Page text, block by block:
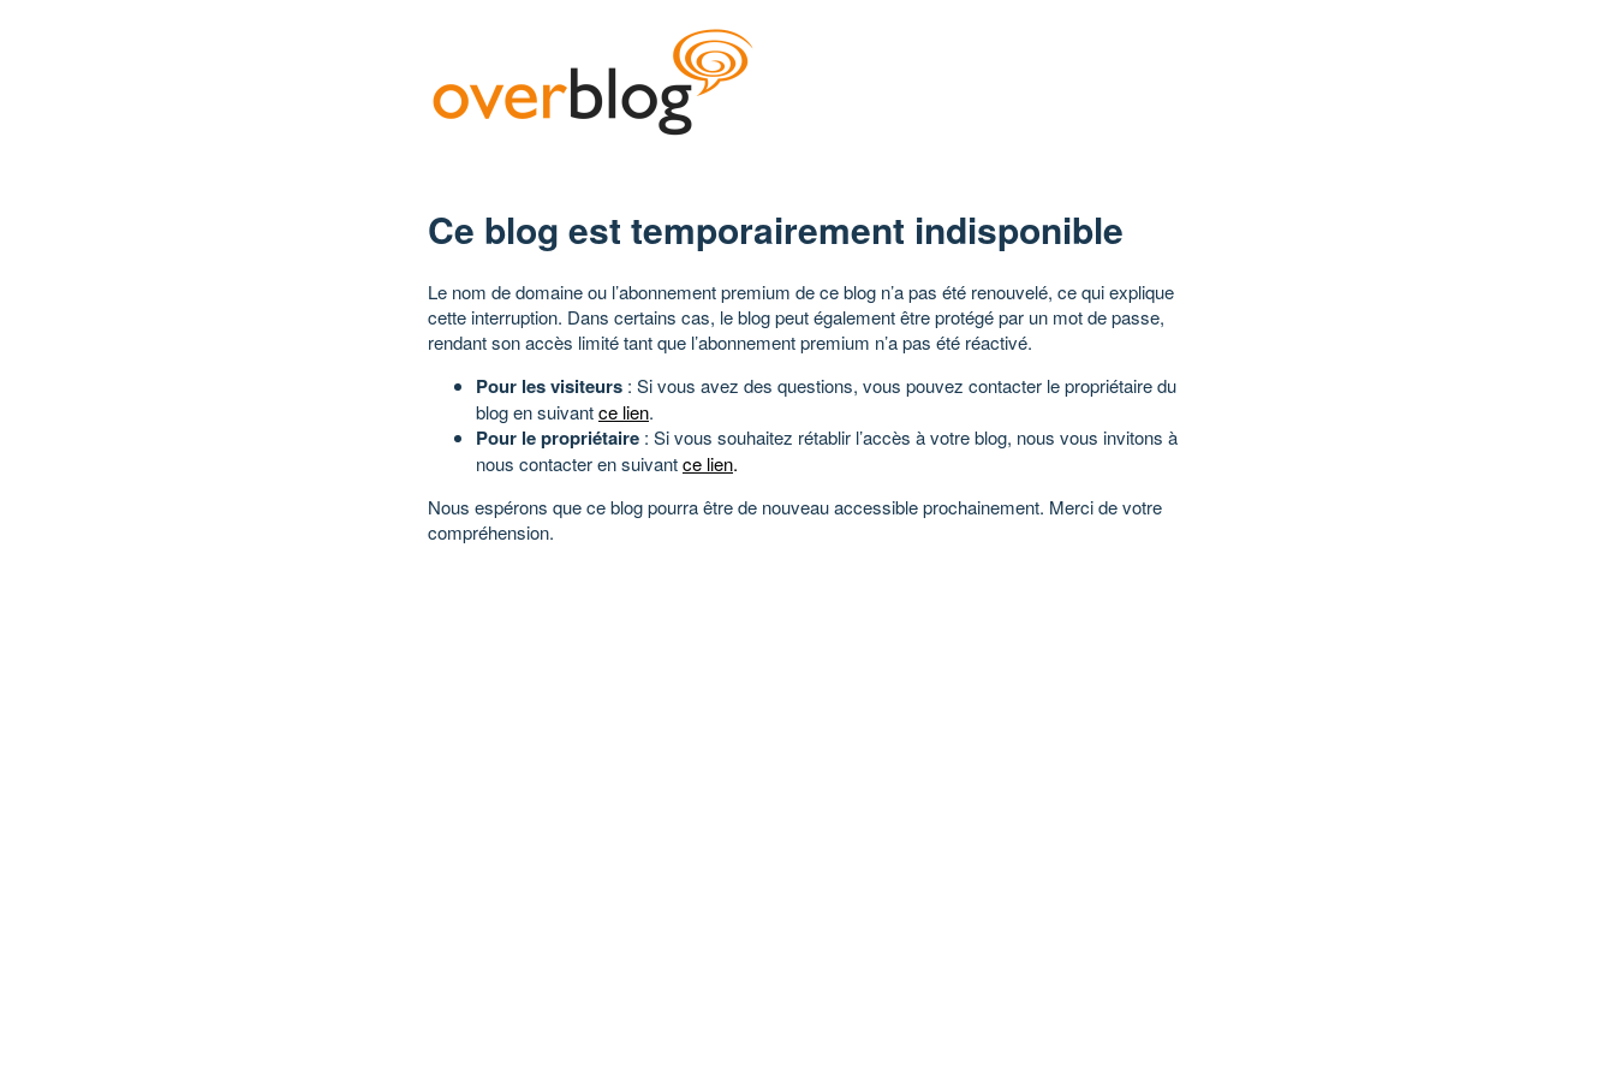
Ce blog est temporairement indisponible
Le nom de domaine ou l’abonnement premium de ce blog n’a pas été renouvelé, ce qui explique
cette interruption. Dans certains cas, le blog peut également être protégé par un mot de passe,
rendant son accès limité tant que l’abonnement premium n’a pas été réactivé.
Pour les visiteurs : Si vous avez des questions, vous pouvez contacter le propriétaire du
blog en suivantce lien.
Pour le propriétaire : Si vous souhaitez rétablir l’accès à votre blog, nous vous invitons à
nous contacter en suivantce lien.
Nous espérons que ce blog pourra être de nouveau accessible prochainement. Merci de votre
compréhension.